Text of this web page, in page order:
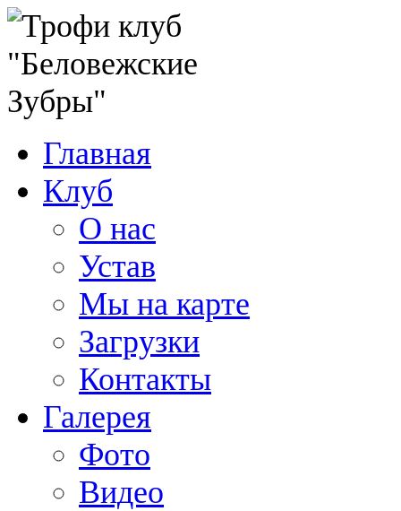
Главная
Клуб
О нас
Устав
Мы на карте
Загрузки
Контакты
Галерея
Фото
Видео